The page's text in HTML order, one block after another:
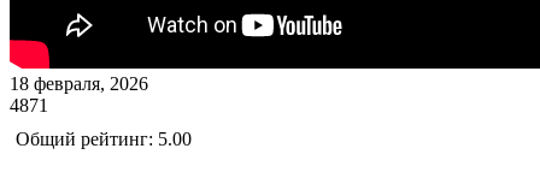
18 февраля, 2026
4871
Общий рейтинг: 5.00